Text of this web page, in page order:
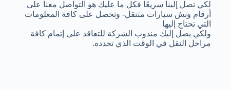
لكي تصل إلينا سريعًا فكل ما عليك هو التواصل معنا على
أرقام ونش سيارات متنقل- وتحصل على كافة المعلومات
التي تحتاج إليها
ولكي يصل إليك مندوب الشركة للتعاقد على إتمام كافة
مراحل النقل في الوقت الذي تحدده.